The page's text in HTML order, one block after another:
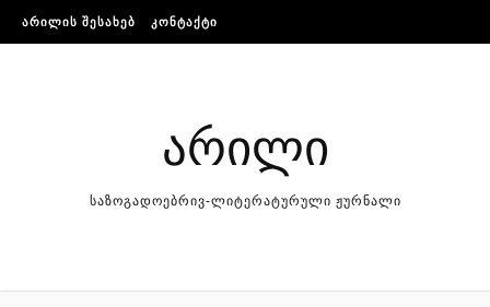
Skip to content
ᲐᲠᲘᲚᲘᲡ ᲨᲔᲡᲐᲮᲔᲑ ᲙᲝᲜᲢᲐᲥᲢᲘ
არილი
საზოგადოებრივ-ლიტერატურული ჟურნალი